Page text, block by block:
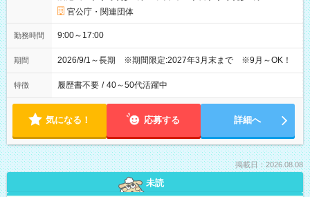
官公庁・関連団体
勤務時間 9:00～17:00
期間 2026/9/1～長期 ※期間限定:2027年3月末まで ※9月～OK！
特徴 履歴書不要 / 40～50代活躍中
気になる！ 応募する 詳細へ
掲載日：2026.08.08
未読